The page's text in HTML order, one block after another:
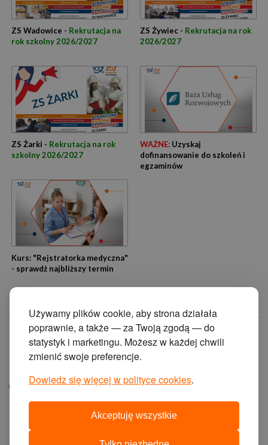
Używamy plików cookie, aby strona działała
poprawnie, a także — za Twoją zgodą — do
statystyk i marketingu. Możesz w każdej chwili
zmienić swoje preferencje.
Dowiedz się więcej w polityce cookies.
Akceptuję wszystkie
ZS Wadowice - Rekrutacja na
rok szkolny 2026/2027
ZS Żywiec - Rekrutacja na rok
2026/2027
ZS Żarki - Rekrutacja na rok
szkolny 2026/2027
WAŻNE:Uzyskaj
dofinansowanie do szkoleń i
egzaminów
Kurs: "Rejstratorka medyczna"
- sprawdż najbliższy termin
© 2014 Zakład
Doskonalenia
Zawodowego w
ul. Krasińskiego 2, 40-
projekt i wykonanie: